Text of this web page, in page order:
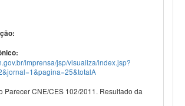
imprensa/jsp/visualiza/index.jsp?
Parecer CNE/CES 102/2011. Resultado da